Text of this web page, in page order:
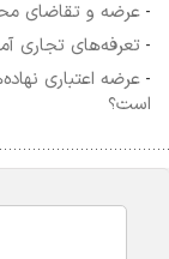
- عرضه و تقاضای
- تعرفه‌های تجاری
- عرضه اعتباری
است؟